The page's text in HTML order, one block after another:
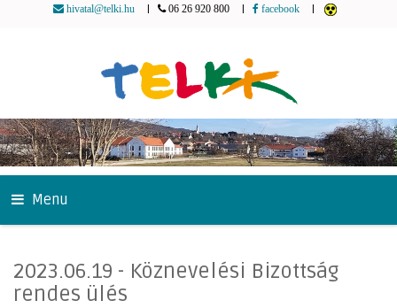
hivatal@telki.hu 06 26 920 800 facebook
Menu
2023.06.19 - Köznevelési Bizottság
rendes ülés